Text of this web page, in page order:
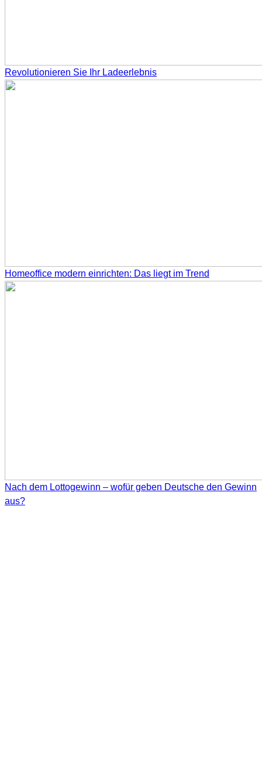
Revolutionieren Sie Ihr Ladeerlebnis
Homeoffice modern einrichten: Das liegt im Trend
Nach dem Lottogewinn – wofür geben Deutsche den Gewinn
aus?